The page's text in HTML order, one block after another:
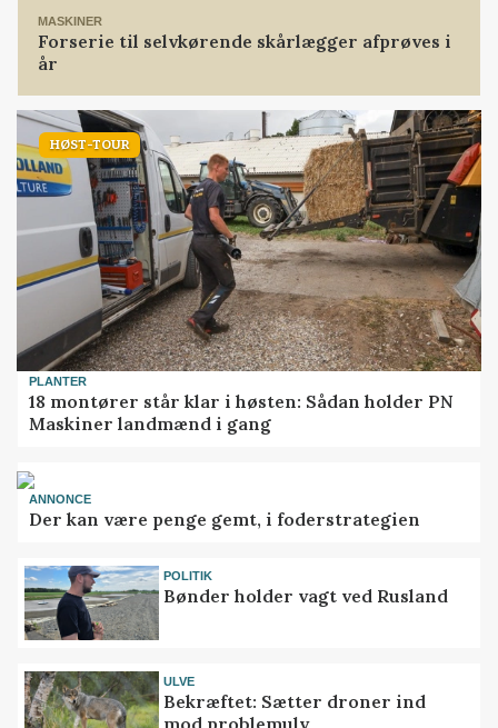
MASKINER
Forserie til selvkørende skårlægger afprøves i
år
HØST-TOUR
PLANTER
18 montører står klar i høsten: Sådan holder PN
Maskiner landmænd i gang
ANNONCE
Der kan være penge gemt, i foderstrategien
POLITIK
Bønder holder vagt ved Rusland
ULVE
Bekræftet: Sætter droner ind
mod problemulv